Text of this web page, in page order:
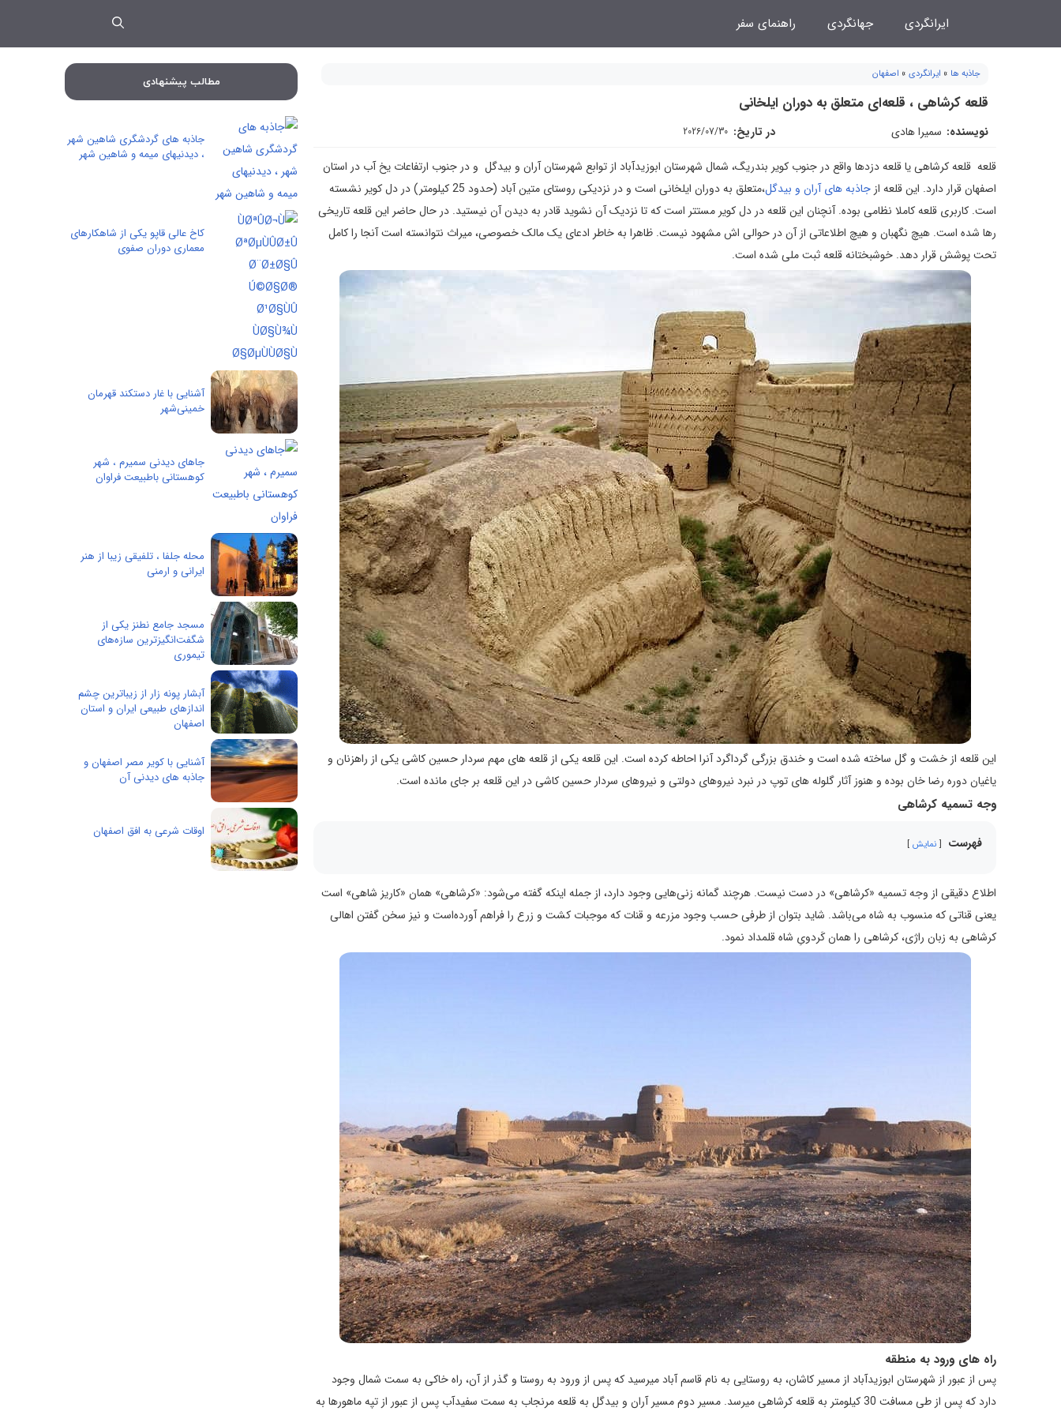
ایرانگردی جهانگردی راهنمای سفر
جاذبه ها » ایرانگردی » اصفهان
قلعه کرشاهی ، قلعه‌ای متعلق به دوران ایلخانی
نویسنده: سمیرا هادی در تاریخ: 2026/07/30
قلعه قلعه کرشاهی یا قلعه دزدها واقع در جنوب کویر بندریگ، شمال شهرستان ابوزیدآباد از توابع شهرستان آران و بیدگل و در جنوب ارتفاعات یخ آب در استان
اصفهان قرار دارد. این قلعه از جاذبه های آران و بیدگل
،متعلق به دوران ایلخانی است و در نزدیکی روستای متین آباد (حدود 25 کیلومتر) در دل کویر نشسته
است. کاربری قلعه کاملا نظامی بوده. آنچنان این قلعه در دل کویر مستتر است که تا نزدیک آن نشوید قادر به دیدن آن نیستید. در حال حاضر این قلعه تاریخی
رها شده است. هیچ نگهبان و هیچ اطلاعاتی از آن در حوالی اش مشهود نیست. ظاهرا به خاطر ادعای یک مالک خصوصی، میراث نتوانسته است آنجا را کامل
تحت پوشش قرار دهد. خوشبختانه قلعه ثبت ملی شده است.
این قلعه از خشت و گل ساخته شده است و خندق بزرگی گرداگرد آنرا احاطه کرده است. این قلعه یکی از قلعه های مهم سردار حسین کاشی یکی از راهزنان و
یاغیان دوره رضا خان بوده و هنوز آثار گلوله های توپ در نبرد نیروهای دولتی و نیروهای سردار حسین کاشی در این قلعه بر جای مانده است.
وجه تسمیه کرشاهی
فهرست نمایش
اطلاع دقیقی از وجه تسمیه «کرشاهی» در دست نیست. هرچند گمانه زنی‌هایی وجود دارد، از جمله اینکه گفته می‌شود: «کرشاهی» همان «کاریز شاهی» است
یعنی قناتی که منسوب به شاه می‌باشد. شاید بتوان از طرفی حسب وجود مزرعه و قنات که موجبات کشت و زرع را فراهم آورده‌است و نیز سخن گفتن اهالی
کرشاهی به زبان راژی، کرشاهی را همان کَردویِ شاه قلمداد نمود.
راه های ورود به منطقه
پس از عبور از شهرستان ابوزیدآباد از مسیر کاشان، به روستایی به نام قاسم آباد میرسید که پس از ورود به روستا و گذر از آن، راه خاکی به سمت شمال وجود
دارد که پس از طی مسافت 30 کیلومتر به قلعه کرشاهی میرسد. مسیر دوم مسیر آران و بیدگل به قلعه مرنجاب به سمت سفیدآب پس از عبور از تپه ماهورها به
مطالب پیشنهادی
جاذبه های گردشگری شاهین شهر
، دیدنیهای میمه و شاهین شهر
کاخ عالی‌ قاپو یکی از شاهکارهای
معماری دوران صفوی
آشنایی با غار دستکند قهرمان
خمینی‌شهر
جاهای دیدنی سمیرم ، شهر
کوهستانی باطبیعت فراوان
محله جلفا ، تلفیقی زیبا از هنر
ایرانی و ارمنی
مسجد جامع نطنز یکی از
شگفت‌انگیزترین سازه‌های
تیموری
آبشار پونه زار از زیباترین چشم
اندازهای طبیعی ایران و استان
اصفهان
آشنایی با کویر مصر اصفهان و
جاذبه های دیدنی آن
اوقات شرعی به افق اصفهان